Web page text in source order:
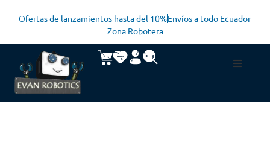
Ofertas de lanzamientos hasta del 10%Envíos a todo Ecuador
Zona Robotera